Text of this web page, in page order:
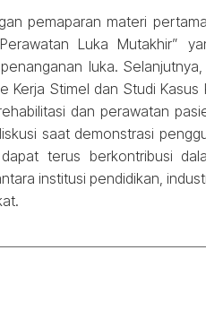
pemaparan materi
Luka Mutakhir”
luka.
Kerja Stimel dan Studi
dan perawatan
saat demonstrasi
terus berkontribusi
institusi pendidikan,